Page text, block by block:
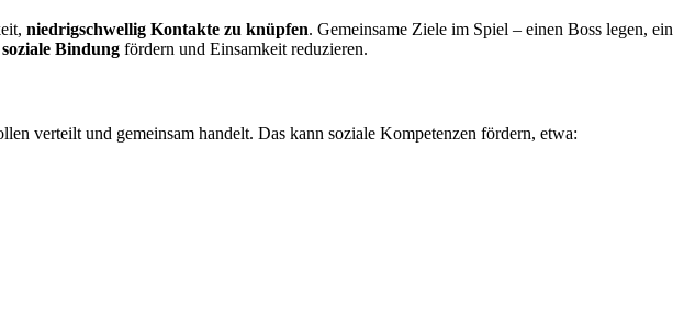
niedrigschwellig Kontakte zu knüpfen. Gemeinsame Ziele im Spiel – einen Boss legen, ein
soziale Bindung fördern und Einsamkeit reduzieren.
verteilt und gemeinsam handelt. Das kann soziale Kompetenzen fördern, etwa: